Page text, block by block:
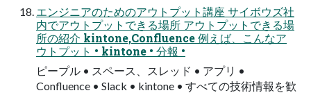
エンジニアのためのアウトプット講座 サイボウズ社
内でアウトプットできる場所 アウトプットできる場
所の紹介 kintone,Confluence 例えば、こんなア
ウトプット • kintone • 分報 •
ピープル • スペース、スレッド • アプリ •
Confluence • Slack • kintone • すべての技術情報を歓